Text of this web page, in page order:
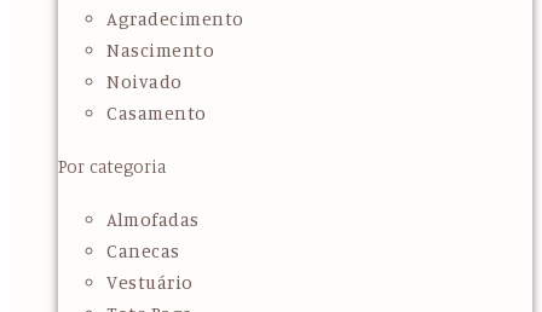
Agradecimento
Nascimento
Noivado
Casamento
Por categoria
Almofadas
Canecas
Vestuário